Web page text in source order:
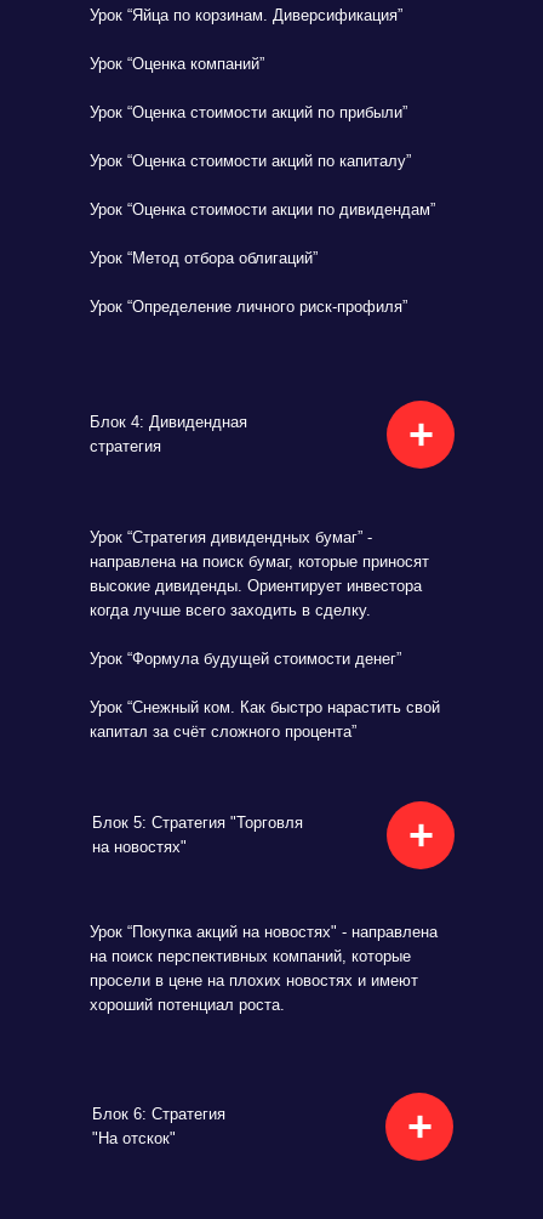
Урок “Яйца по корзинам. Диверсификация”
Урок “Оценка компаний”
Урок “Оценка стоимости акций по прибыли”
Урок “Оценка стоимости акций по капиталу”
Урок “Оценка стоимости акции по дивидендам”
Урок “Метод отбора облигаций”
Урок “Определение личного риск-профиля”
Блок 4: Дивидендная
стратегия
+
Урок “Стратегия дивидендных бумаг” -
направлена на поиск бумаг, которые приносят
высокие дивиденды. Ориентирует инвестора
когда лучше всего заходить в сделку.
Урок “Формула будущей стоимости денег”
Урок “Снежный ком. Как быстро нарастить свой
капитал за счёт сложного процента”
Блок 5: Стратегия "Торговля
на новостях"
+
Урок “Покупка акций на новостях" - направлена
на поиск перспективных компаний, которые
просели в цене на плохих новостях и имеют
хороший потенциал роста.
Блок 6: Стратегия
"На отскок"
+